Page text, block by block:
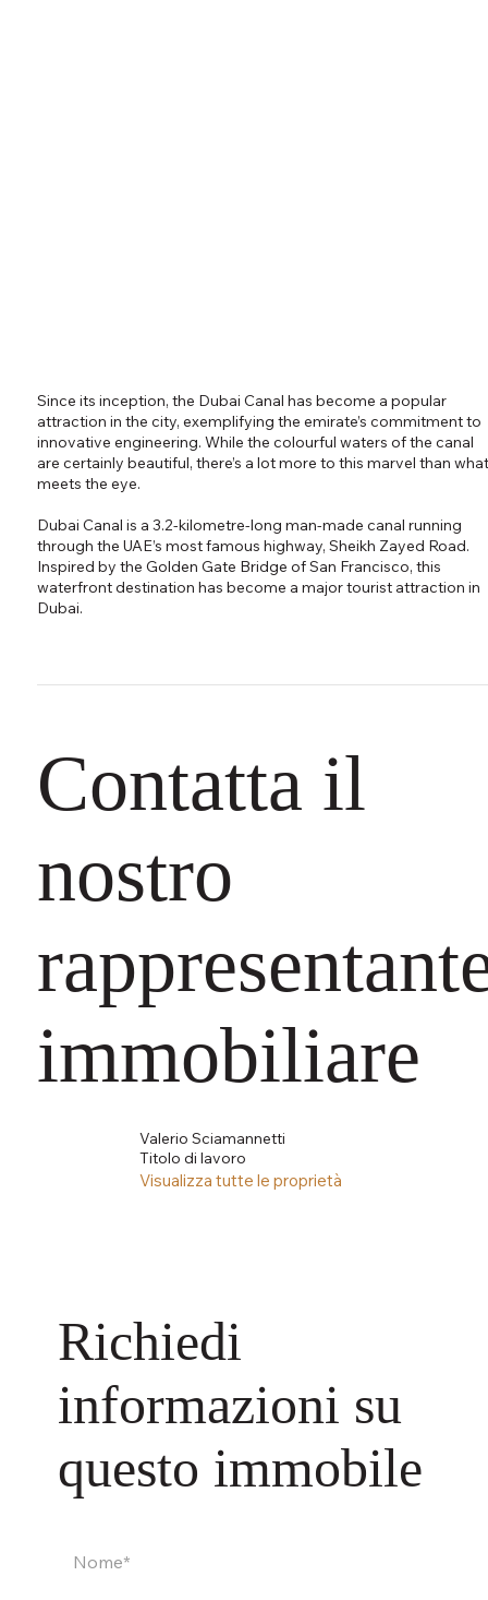
Since its inception, the Dubai Canal has become a popular
attraction in the city, exemplifying the emirate’s commitment to
innovative engineering. While the colourful waters of the canal
are certainly beautiful, there’s a lot more to this marvel than what
meets the eye.
Dubai Canal is a 3.2-kilometre-long man-made canal running
through the UAE’s most famous highway, Sheikh Zayed Road.
Inspired by the Golden Gate Bridge of San Francisco, this
waterfront destination has become a major tourist attraction in
Dubai.
Contatta il
nostro
immobiliare
Valerio Sciamannetti
Titolo di lavoro
Visualizza tutte le proprietà
Richiedi
informazioni su
questo immobile